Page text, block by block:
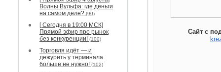
Волны Вульфа: где деньги
на самом деле? (90)
[ Сегодня в 19:00 МСК]
Прямой эфир про рынок
без конкуренции! (100)
Торговля идёт — и
дежурить у терминала
больше не нужно! (102)
Сайт с